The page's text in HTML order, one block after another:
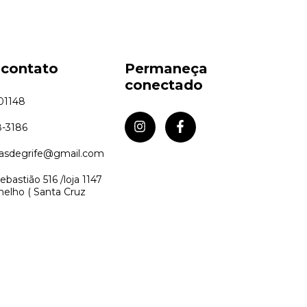
3186
516 /loja 1147
( Santa Cruz
Permaneça
conectado